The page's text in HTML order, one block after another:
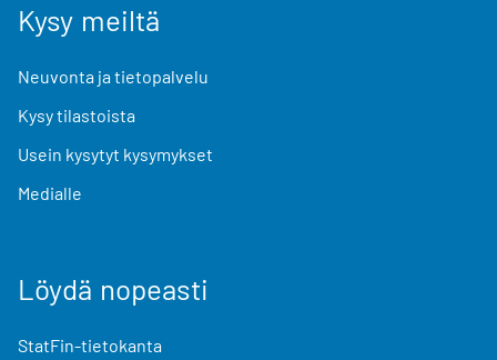
Kysy meiltä
Neuvonta ja tietopalvelu
Kysy tilastoista
Usein kysytyt kysymykset
Medialle
Löydä nopeasti
StatFin-tietokanta